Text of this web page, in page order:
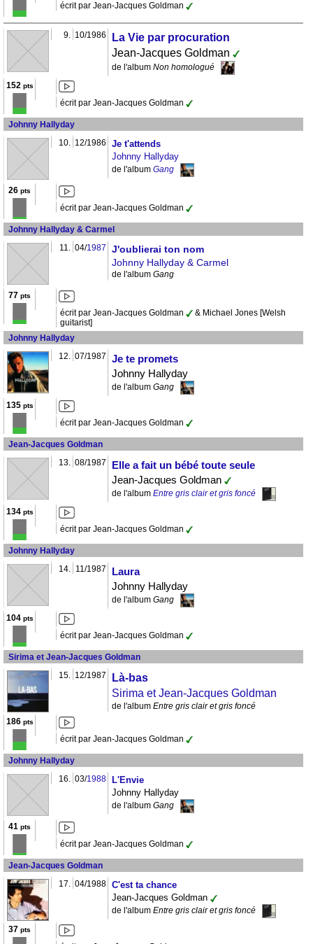
écrit par Jean-Jacques Goldman
9. 10/1986
La Vie par procuration
Jean-Jacques Goldman
de l'album Non homologué
152pts
écrit par Jean-Jacques Goldman
Johnny Hallyday
10. 12/1986
Je t'attends
Johnny Hallyday
de l'album Gang
26 pts
écrit par Jean-Jacques Goldman
Johnny Hallyday & Carmel
11. 04/1987
J'oublierai ton nom
Johnny Hallyday & Carmel
de l'album Gang
77 pts
écrit par Jean-Jacques Goldman
& Michael Jones [Welsh
guitarist]
Johnny Hallyday
12. 07/1987
Je te promets
Johnny Hallyday
de l'album Gang
135pts
écrit par Jean-Jacques Goldman
Jean-Jacques Goldman
13. 08/1987
Elle a fait un bébé toute seule
Jean-Jacques Goldman
de l'album Entre gris clair et gris foncé
134pts
écrit par Jean-Jacques Goldman
Johnny Hallyday
14. 11/1987
Laura
Johnny Hallyday
de l'album Gang
104pts
écrit par Jean-Jacques Goldman
Sirima et Jean-Jacques Goldman
15. 12/1987
Là-bas
Sirima et Jean-Jacques Goldman
de l'album Entre gris clair et gris foncé
186pts
écrit par Jean-Jacques Goldman
Johnny Hallyday
16. 03/1988
L'Envie
Johnny Hallyday
de l'album Gang
41 pts
écrit par Jean-Jacques Goldman
Jean-Jacques Goldman
17. 04/1988 C'est ta chance
Jean-Jacques Goldman
de l'album Entre gris clair et gris foncé
37 pts